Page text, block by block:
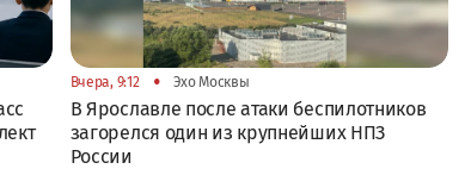
Вчера, 9:12 • Эхо Москвы
В Ярославле после атаки беспилотников
загорелся один из крупнейших НПЗ
России